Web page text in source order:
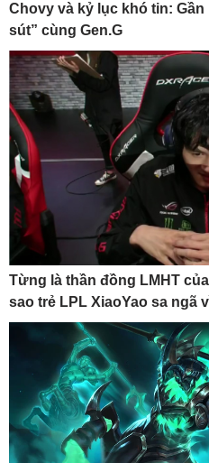
Chovy và kỷ lục khó tin:
sút” cùng Gen.G
Từng là thần đồng LMHT
sao trẻ LPL XiaoYao sa ngã